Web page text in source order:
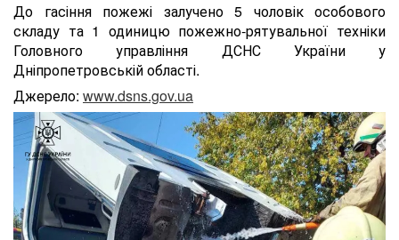
До гасіння пожежі залучено 5 чоловік особового
складу та 1 одиницю пожежно-рятувальної техніки
Головного управління ДСНС України у
Дніпропетровській області.
Джерело: www.dsns.gov.ua